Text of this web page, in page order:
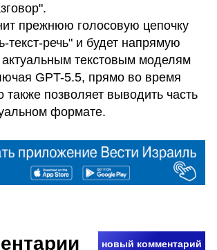
прежнюю голосовую цепочку
текст-речь" и будет напрямую
текстовым моделям
GPT-5.5, прямо во время
также позволяет выводить часть
формате.
новый комментарий